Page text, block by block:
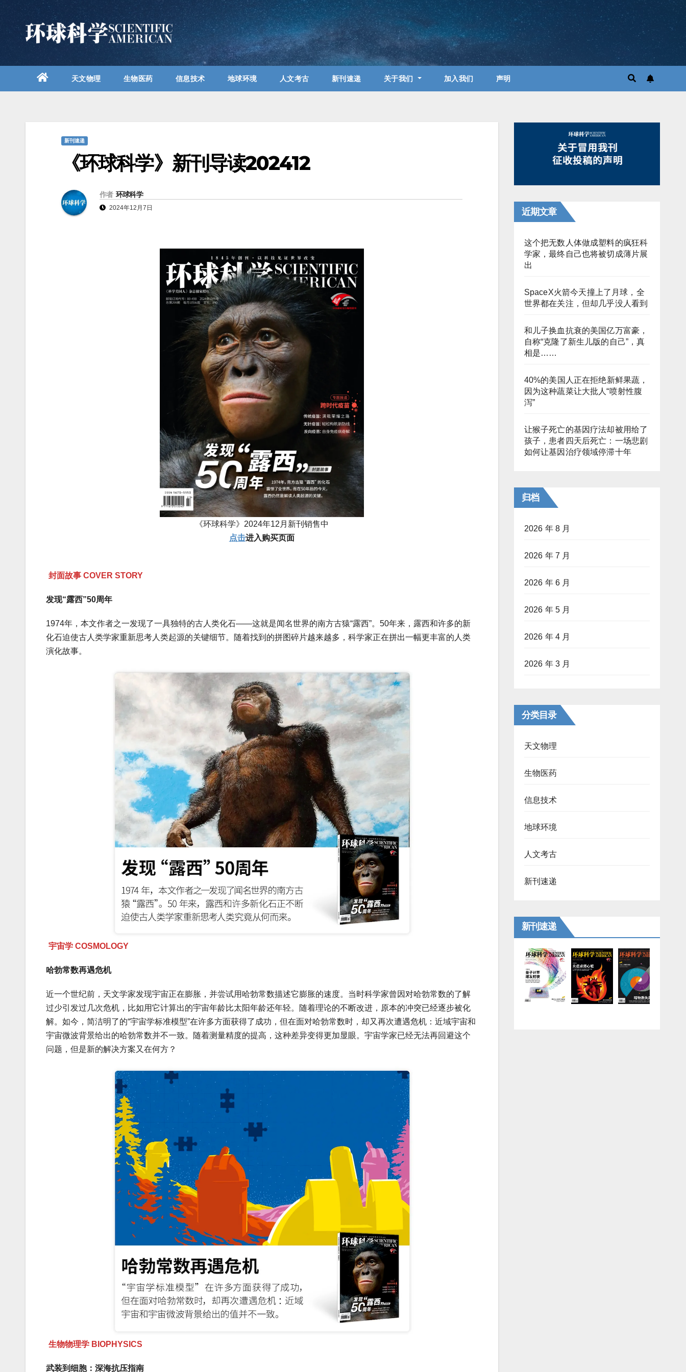
天文物理 生物医药 信息技术 地球环境 人文考古 新刊速递 关于我们 加入我们 声明
新刊速递
《环球科学》新刊导读202412
作者 环球科学
2024年12月7日
《环球科学》2024年12月新刊销售中
点击进入购买页面
封面故事 COVER STORY
发现“露西”50周年
1974年，本文作者之一发现了一具独特的古人类化石——这就是闻名世界的南方古猿“露西”。50年来，露西和许多的新
化石迫使古人类学家重新思考人类起源的关键细节。随着找到的拼图碎片越来越多，科学家正在拼出一幅更丰富的人类
演化故事。
宇宙学 COSMOLOGY
哈勃常数再遇危机
近一个世纪前，天文学家发现宇宙正在膨胀，并尝试用哈勃常数描述它膨胀的速度。当时科学家曾因对哈勃常数的了解
过少引发过几次危机，比如用它计算出的宇宙年龄比太阳年龄还年轻。随着理论的不断改进，原本的冲突已经逐步被化
解。如今，简洁明了的“宇宙学标准模型”在许多方面获得了成功，但在面对哈勃常数时，却又再次遭遇危机：近域宇宙和
宇宙微波背景给出的哈勃常数并不一致。随着测量精度的提高，这种差异变得更加显眼。宇宙学家已经无法再回避这个
问题，但是新的解决方案又在何方？
生物物理学 BIOPHYSICS
武装到细胞：深海抗压指南
近期文章
这个把无数人体做成塑料的疯狂科
学家，最终自己也将被切成薄片展
出
SpaceX火箭今天撞上了月球，全
世界都在关注，但却几乎没人看到
和儿子换血抗衰的美国亿万富豪，
自称“克隆了新生儿版的自己”，真
相是……
40%的美国人正在拒绝新鲜果蔬，
因为这种蔬菜让大批人“喷射性腹
泻”
让猴子死亡的基因疗法却被用给了
孩子，患者四天后死亡：一场悲剧
如何让基因治疗领域停滞十年
归档
2026 年 8 月
2026 年 7 月
2026 年 6 月
2026 年 5 月
2026 年 4 月
2026 年 3 月
分类目录
天文物理
生物医药
信息技术
地球环境
人文考古
新刊速递
新刊速递